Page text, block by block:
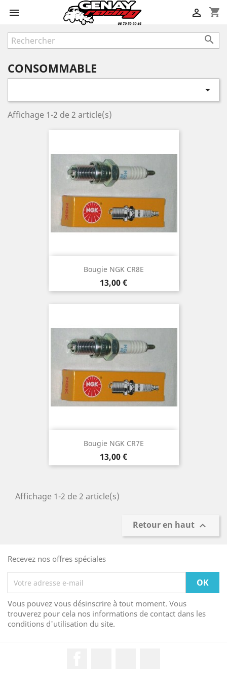
 shopping_cart


CONSOMMABLE

Affichage 1-2 de 2 article(s)
Bougie NGK CR8E
Prix
13,00 €
Bougie NGK CR7E
Prix
13,00 €
Affichage 1-2 de 2 article(s)
Retour en haut 
Recevez nos offres spéciales
Vous pouvez vous désinscrire à tout moment. Vous
trouverez pour cela nos informations de contact dans les
conditions d'utilisation du site.